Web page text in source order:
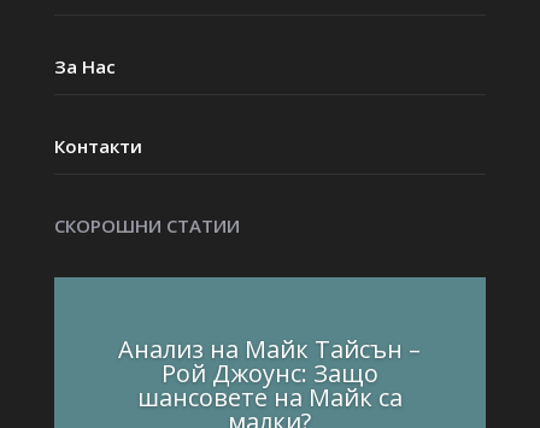
За Нас
Контакти
СКОРОШНИ СТАТИИ
Анализ на Майк Тайсън –
Рой Джоунс: Защо
шансовете на Майк са